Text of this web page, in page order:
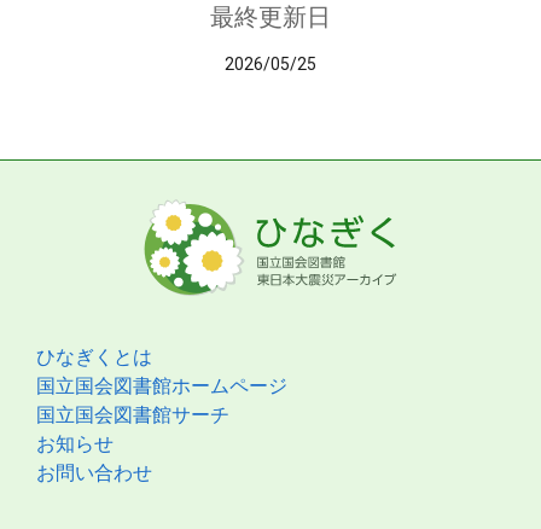
最終更新日
2026/05/25
ひなぎくとは
国立国会図書館ホームページ
国立国会図書館サーチ
お知らせ
お問い合わせ